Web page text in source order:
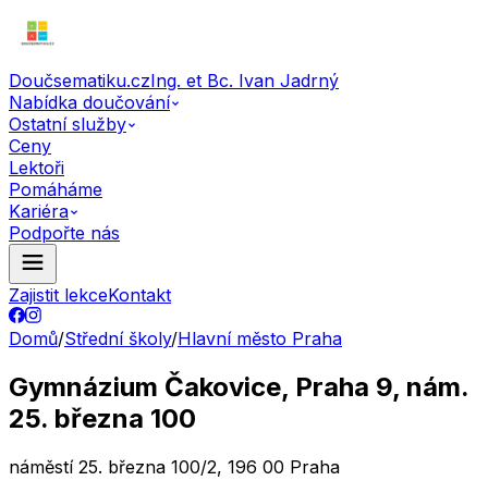
Doučsematiku.czIng. et Bc. Ivan Jadrný
Nabídka doučování
Ostatní služby
Ceny
Lektoři
Pomáháme
Kariéra
Podpořte nás
Zajistit lekceKontakt
Domů/Střední školy/Hlavní město Praha
Gymnázium Čakovice, Praha 9, nám.
25. března 100
náměstí 25. března 100/2, 196 00 Praha